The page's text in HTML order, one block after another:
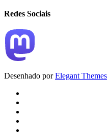
Redes Sociais
Desenhado porElegant Themes